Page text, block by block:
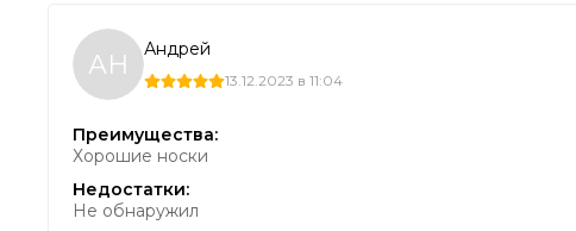
АН Андрей
13.12.2023 в 11:04
Преимущества:
Хорошие носки
Недостатки:
Не обнаружил